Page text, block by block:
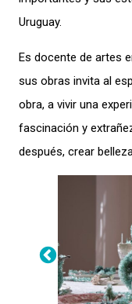
Uruguay.
Es docente de artes
sus obras invita al
obra, a vivir una
fascinación y
después, crear